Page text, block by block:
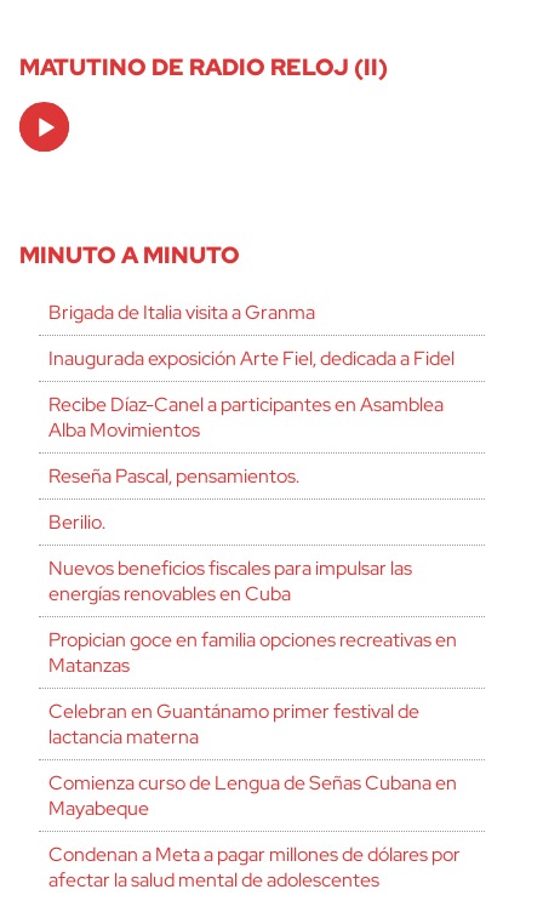
MATUTINO DE RADIO RELOJ (II)
Audio
Player
MINUTO A MINUTO
Brigada de Italia visita a Granma
Inaugurada exposición Arte Fiel, dedicada a Fidel
Recibe Díaz-Canel a participantes en Asamblea
Alba Movimientos
Reseña Pascal, pensamientos.
Berilio.
Nuevos beneficios fiscales para impulsar las
energías renovables en Cuba
Propician goce en familia opciones recreativas en
Matanzas
Celebran en Guantánamo primer festival de
lactancia materna
Comienza curso de Lengua de Señas Cubana en
Mayabeque
Condenan a Meta a pagar millones de dólares por
afectar la salud mental de adolescentes